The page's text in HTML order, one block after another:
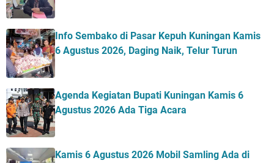
Info Sembako di Pasar Kepuh Kuningan Kamis
6 Agustus 2026, Daging Naik, Telur Turun
Agenda Kegiatan Bupati Kuningan Kamis 6
Agustus 2026 Ada Tiga Acara
Kamis 6 Agustus 2026 Mobil Samling Ada di